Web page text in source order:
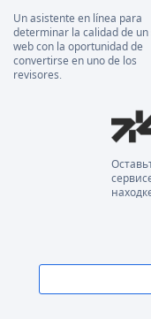
Un asistente en línea para
determinar la calidad de un
web con la oportunidad de
convertirse en uno de los
revisores.